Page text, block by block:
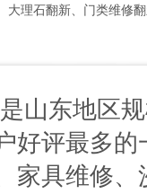
大理石翻新、门类维修
山东地区
好评最多
家具维修